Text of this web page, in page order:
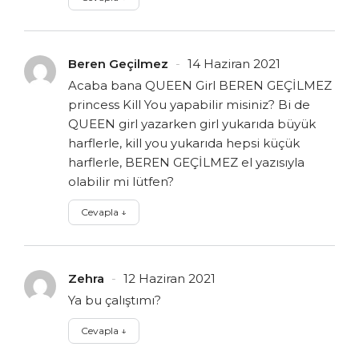
Beren Geçilmez
14 Haziran 2021
Acaba bana QUEEN Girl BEREN GEÇİLMEZ
princess Kill You yapabilir misiniz? Bi de
QUEEN girl yazarken girl yukarıda büyük
harflerle, kill you yukarıda hepsi küçük
harflerle, BEREN GEÇİLMEZ el yazısıyla
olabilir mi lütfen?
Cevapla ↓
Zehra
12 Haziran 2021
Ya bu çalıştımı?
Cevapla ↓